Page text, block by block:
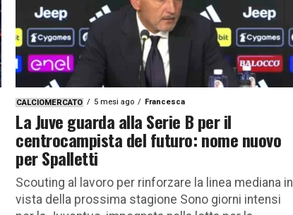
CALCIOMERCATO 5 mesi ago Francesca
La Juve guarda alla Serie B per il
centrocampista del futuro: nome nuovo
per Spalletti
Scouting al lavoro per rinforzare la linea mediana in
vista della prossima stagione Sono giorni intensi